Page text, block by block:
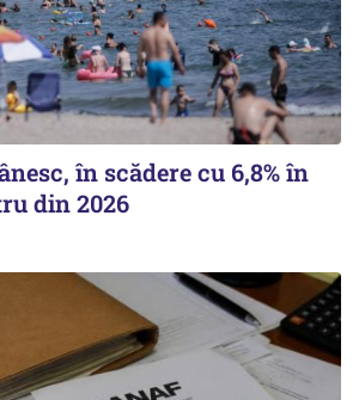
în scădere cu 6,8% în
din 2026